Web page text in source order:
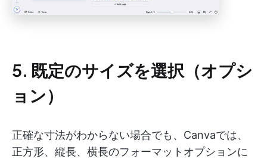
5. 既定のサイズを選択（オプシ
ョン）
正確な寸法がわからない場合でも、Canvaでは、
正方形、縦長、横長のフォーマットオプションに